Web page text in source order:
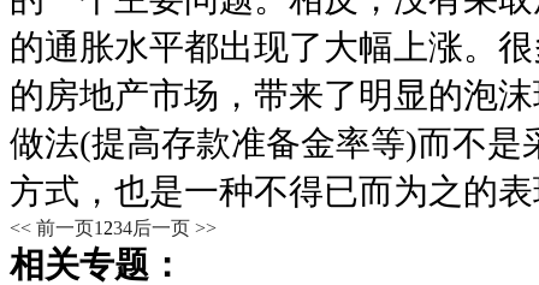
的通胀水平都出现了大幅上涨。
的房地产市场，带来了明显的泡
做法(提高存款准备金率等)而不是
方式，也是一种不得已而为之的
<< 前一页1 234后一页 >>
相关专题：